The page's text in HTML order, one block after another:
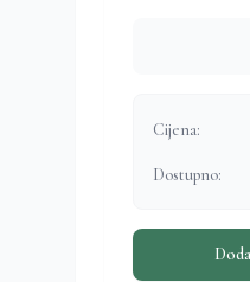
Cijena:
Dostupno: